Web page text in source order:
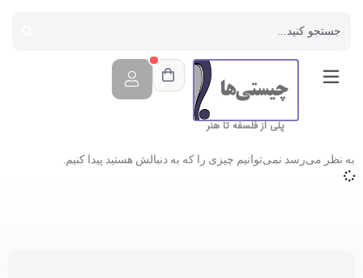
پلی از فلسفه تا هنر
به نظر می‌رسد نمی‌توانیم چیزی را که به دنبالش هستید پیدا کنیم.